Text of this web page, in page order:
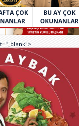
ÇOK
BU AY ÇOK
OKUNANLAR